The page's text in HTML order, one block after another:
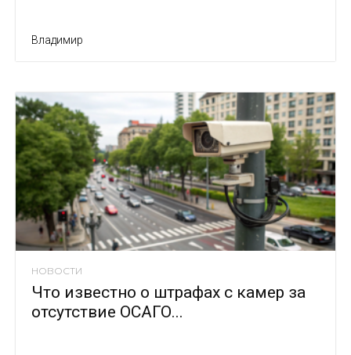
Владимир
НОВОСТИ
Что известно о штрафах с камер за
отсутствие ОСАГО...